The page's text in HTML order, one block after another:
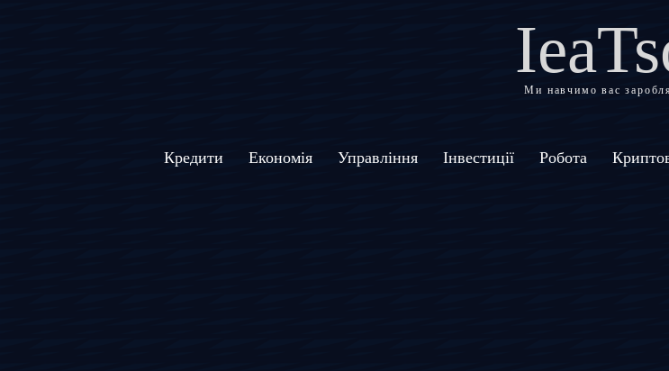
Ми навчимо вас
Кредити Економія Управління Інвестиції Робота